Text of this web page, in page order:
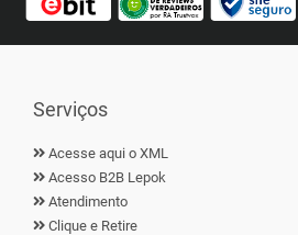
Serviços
Acesse aqui o XML
Acesso B2B Lepok
Atendimento
Clique e Retire